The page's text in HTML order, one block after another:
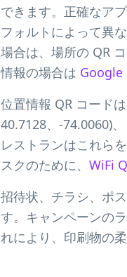
できます。正確なア
フォルトによって異
場合は、場所の QR
情報の場合は Google
位置情報 QR コード
40.7128、-74.0060)
レストランはこれらを
スクのために、 WiFi
招待状、チラシ、ポ
す。キャンペーンの
れにより、印刷物の